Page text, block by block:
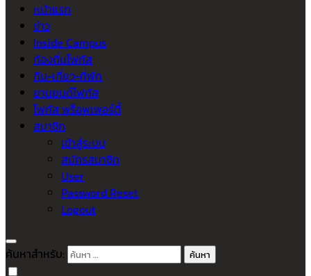
หน้าแรก
ข่าว
Inside Campus
ท้องถิ่นโฟกัส
กิน-เที่ยว-ที่พัก
ยานยนต์โฟกัส
โฟกัส พร็อพเพอร์ตี้
สมาชิก
เข้าสู่ระบบ
สมัครสมาชิก
User
Password Reset
Logout
ค้นหาสำหรับ: